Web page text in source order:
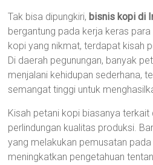
Tak bisa dipungkiri, bisnis kopi di
bergantung pada kerja keras
kopi yang nikmat, terdapat kisah
Di daerah pegunungan, banyak
menjalani kehidupan sederhana,
semangat tinggi untuk
Kisah petani kopi biasanya terkait
perlindungan kualitas produksi.
yang melakukan pemusatan
meningkatkan pengetahuan